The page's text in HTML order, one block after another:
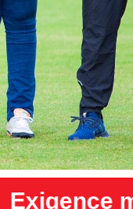
rigueur